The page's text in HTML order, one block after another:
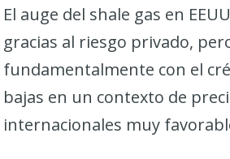
El auge del shale gas en
gracias al riesgo privado,
fundamentalmente con el
bajas en un contexto de
internacionales muy